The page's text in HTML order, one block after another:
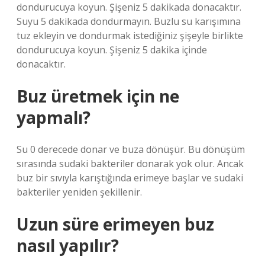
dondurucuya koyun. Şişeniz 5 dakikada donacaktır.
Suyu 5 dakikada dondurmayın. Buzlu su karışımına
tuz ekleyin ve dondurmak istediğiniz şişeyle birlikte
dondurucuya koyun. Şişeniz 5 dakika içinde
donacaktır.
Buz üretmek için ne
yapmalı?
Su 0 derecede donar ve buza dönüşür. Bu dönüşüm
sırasında sudaki bakteriler donarak yok olur. Ancak
buz bir sıvıyla karıştığında erimeye başlar ve sudaki
bakteriler yeniden şekillenir.
Uzun süre erimeyen buz
nasıl yapılır?